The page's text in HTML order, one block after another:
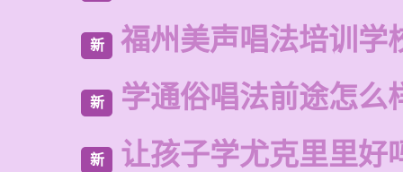
新 福州美声唱法培训学
新 学通俗唱法前途怎么
新 让孩子学尤克里里好